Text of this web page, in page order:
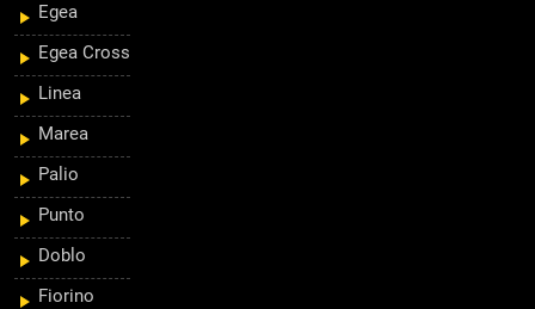
Egea
Egea Cross
Linea
Marea
Palio
Punto
Doblo
Fiorino